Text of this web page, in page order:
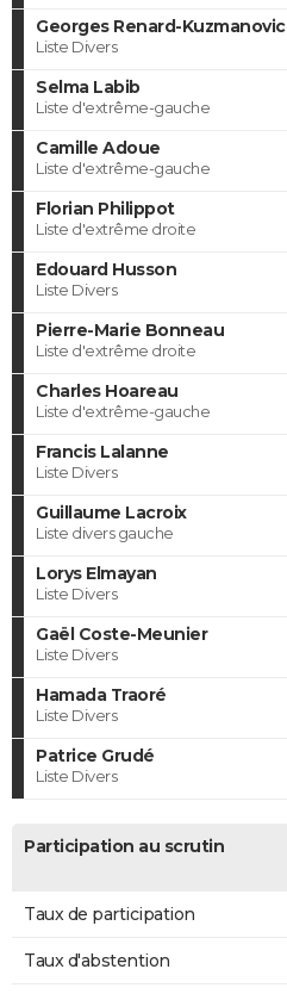
Georges Renard-Kuzmanovic
Liste Divers
Selma Labib
Liste d'extrême-gauche
Camille Adoue
Liste d'extrême-gauche
Florian Philippot
Liste d'extrême droite
Edouard Husson
Liste Divers
Pierre-Marie Bonneau
Liste d'extrême droite
Charles Hoareau
Liste d'extrême-gauche
Francis Lalanne
Liste Divers
Guillaume Lacroix
Liste divers gauche
Lorys Elmayan
Liste Divers
Gaël Coste-Meunier
Liste Divers
Hamada Traoré
Liste Divers
Patrice Grudé
Liste Divers
Participation au scrutin
Taux de participation
Taux d'abstention